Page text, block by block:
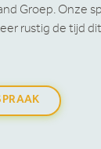
Groep. Onze
rustig de tijd